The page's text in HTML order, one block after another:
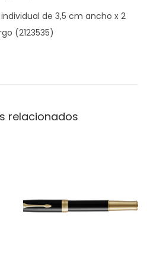
de 3,5 cm ancho x 2
(2123535)
relacionados